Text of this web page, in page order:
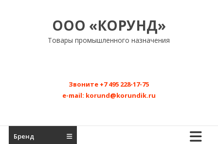
ООО «КОРУНД»
Товары промышленного назначения
Звоните +7 495 228-17-75
e-mail: korund@korundik.ru
Бренд